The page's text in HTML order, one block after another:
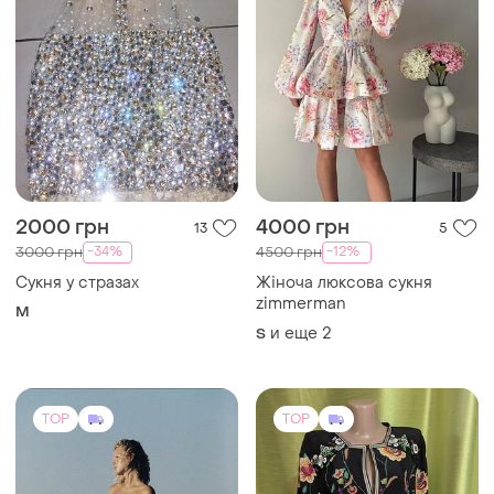
2000 грн 13
3000 грн -34%
Сукня у стразах
M
4000 грн 5
4500 грн -12%
Жіноча люксова сукня
zimmеrmаn
S и еще 2
TOP TOP